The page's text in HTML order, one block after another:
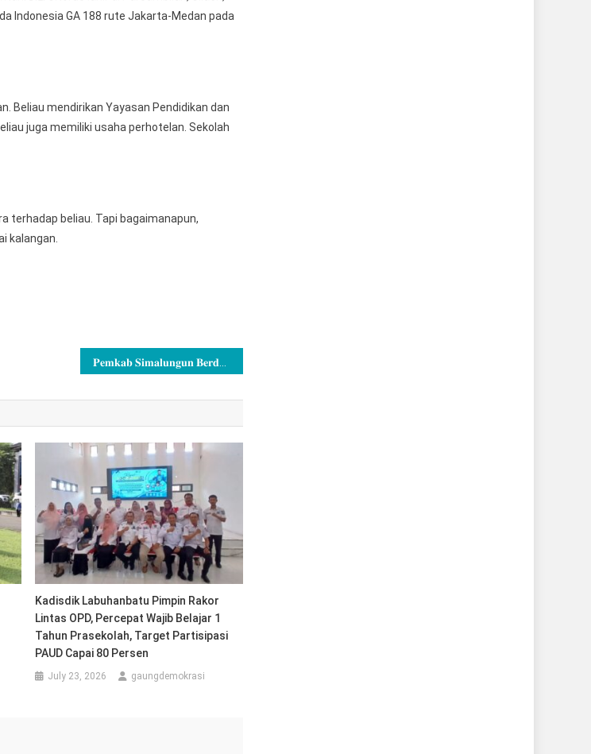
Indonesia GA 188 rute Jakarta-Medan pada
Beliau mendirikan Yayasan Pendidikan dan
juga memiliki usaha perhotelan. Sekolah
terhadap beliau. Tapi bagaimanapun,
kalangan.
𝐏𝐞𝐦𝐤𝐚𝐛 𝐒𝐢𝐦𝐚𝐥𝐮𝐧𝐠𝐮𝐧 𝐁𝐞𝐫𝐝𝐮𝐤𝐚, 𝐊𝐚𝐝𝐢𝐬 𝐏𝐞𝐫𝐡𝐮𝐛𝐮𝐧𝐠𝐚𝐧, 𝐒𝐚𝐛𝐚𝐫 𝐏𝐚𝐫𝐝𝐚𝐦𝐞𝐚𝐧 𝐒𝐚𝐫𝐚𝐠𝐢𝐡 𝐌𝐞𝐧𝐢𝐧𝐠𝐠𝐚𝐥 𝐃𝐮𝐧𝐢𝐚
Kadisdik Labuhanbatu Pimpin Rakor
Lintas OPD, Percepat Wajib Belajar 1
Tahun Prasekolah, Target Partisipasi
PAUD Capai 80 Persen
July 23, 2026 gaungdemokrasi